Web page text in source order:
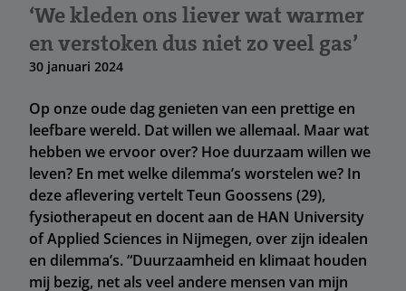
‘We kleden ons liever wat warmer
en verstoken dus niet zo veel gas’
30 januari 2024
Op onze oude dag genieten van een prettige en
leefbare wereld. Dat willen we allemaal. Maar wat
hebben we ervoor over? Hoe duurzaam willen we
leven? En met welke dilemma’s worstelen we? In
deze aflevering vertelt Teun Goossens (29),
fysiotherapeut en docent aan de HAN University
of Applied Sciences in Nijmegen, over zijn idealen
en dilemma’s. “Duurzaamheid en klimaat houden
mij bezig, net als veel andere mensen van mijn